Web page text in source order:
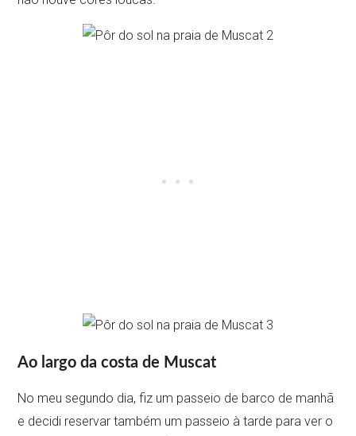
Ao largo da costa de Muscat
No meu segundo dia, fiz um passeio de barco de manhã
e decidi reservar também um passeio à tarde para ver o